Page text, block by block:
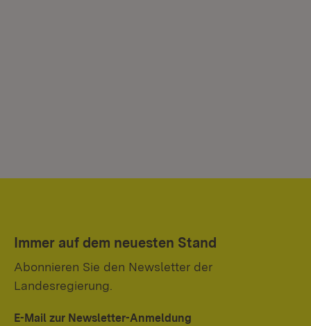
Immer auf dem neuesten Stand
Abonnieren Sie den Newsletter der
Landesregierung.
E-Mail zur Newsletter-Anmeldung